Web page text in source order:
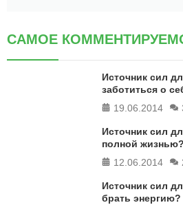
САМОЕ
Источник сил
заботиться о
19.06.2014
Источник сил
полной жизнью?
12.06.2014
Источник сил
брать энергию?